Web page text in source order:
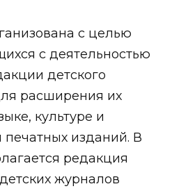
с целью
с деятельностью
детского
расширения их
культуре и
печатных изданий. В
редакция
журналов